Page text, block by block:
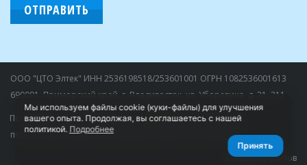
Мы используем файлы cookie (куки-файлы) для улучшения
вашего опыта. Продолжая, вы соглашаетесь с нашей
политикой. Подробнее
Принять
ОТПРАВИТЬ
ООО "ЦТО Элтек" ИНН 2536198518/253601001 ОГРН 1082536001613
690091, Приморский край, г. Владивосток, ул. Уборевича, д. 21, 211
Политика конфиденциальности.Согласие на обработку
персональных данных.Не является публичной офертой.
Создание сайтов